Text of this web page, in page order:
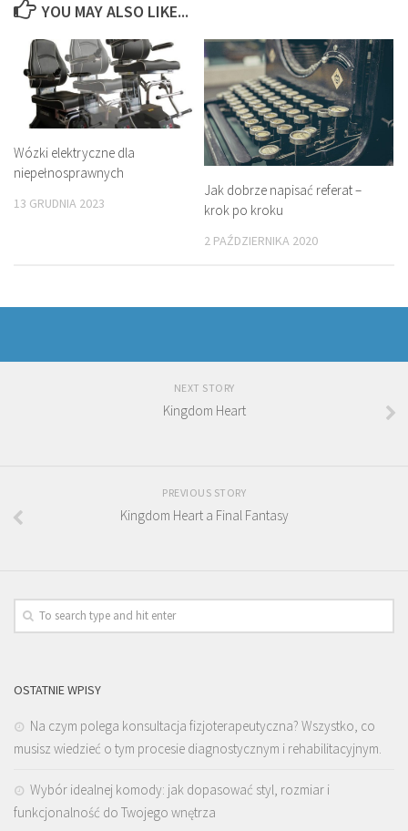
YOU MAY ALSO LIKE...
Wózki elektryczne dla
niepełnosprawnych
13 GRUDNIA 2023
Jak dobrze napisać referat –
krok po kroku
2 PAŹDZIERNIKA 2020
NEXT STORY
Kingdom Heart
PREVIOUS STORY
Kingdom Heart a Final Fantasy
OSTATNIE WPISY
Na czym polega konsultacja fizjoterapeutyczna? Wszystko, co
musisz wiedzieć o tym procesie diagnostycznym i rehabilitacyjnym.
Wybór idealnej komody: jak dopasować styl, rozmiar i
funkcjonalność do Twojego wnętrza